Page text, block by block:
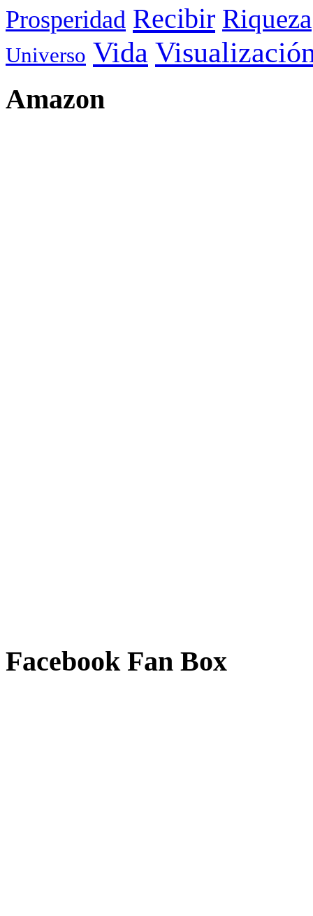
Prosperidad Recibir Riqueza
Universo Vida
Amazon
Facebook Fan Box